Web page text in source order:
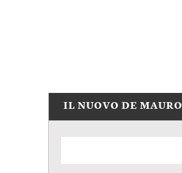
IL NUOVO DE MAURO